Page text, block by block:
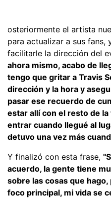
osteriormente el artista
para actualizar a sus
facilitarle la dirección del
ahora mismo, acabo de
tengo que gritar a Travis
dirección y la hora y
pasar ese recuerdo de
estar allí con el resto de
entrar cuando llegué al
detuvo una vez más
Y finalizó con esta frase,
acuerdo, la gente tiene
sobre las cosas que
foco principal, mi vida se